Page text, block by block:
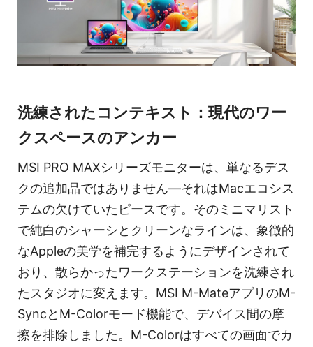
洗練されたコンテキスト：現代のワー
クスペースのアンカー
MSI PRO MAXシリーズモニターは、単なるデス
クの追加品ではありません—それはMacエコシス
テムの欠けていたピースです。そのミニマリスト
で純白のシャーシとクリーンなラインは、象徴的
なAppleの美学を補完するようにデザインされて
おり、散らかったワークステーションを洗練され
たスタジオに変えます。MSI M-MateアプリのM-
SyncとM-Colorモード機能で、デバイス間の摩
擦を排除しました。M-Colorはすべての画面でカ